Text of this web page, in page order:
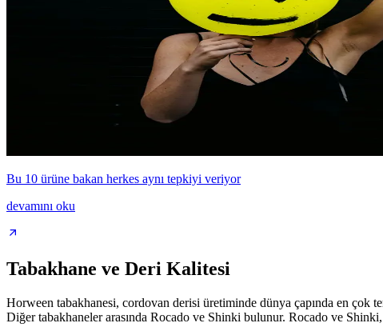
Bu 10 ürüne bakan herkes aynı tepkiyi veriyor
devamını oku
Tabakhane ve Deri Kalitesi
Horween tabakhanesi, cordovan derisi üretiminde dünya çapında en çok
Diğer tabakhaneler arasında Rocado ve Shinki bulunur. Rocado ve